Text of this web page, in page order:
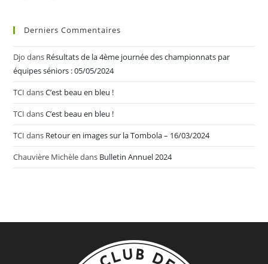
Derniers Commentaires
Djo dans Résultats de la 4ème journée des championnats par
équipes séniors : 05/05/2024
TCI dansC’est beau en bleu !
TCI dansC’est beau en bleu !
TCI dans Retour en images sur la Tombola – 16/03/2024
Chauvière Michèledans Bulletin Annuel 2024